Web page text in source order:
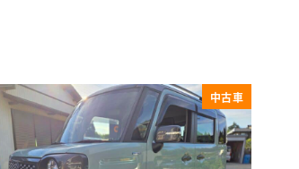
中古車